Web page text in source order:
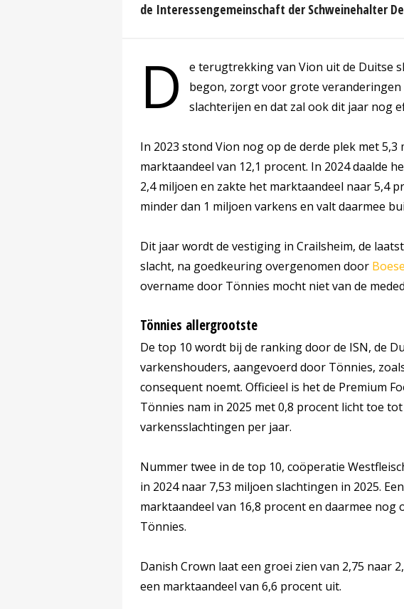
de Interessengemeinschaft der Schweinehalter
D
e terugtrekking van Vion uit de Duitse
begon, zorgt voor grote veranderingen
slachterijen en dat zal ook dit jaar nog
In 2023 stond Vion nog op de derde plek met
marktaandeel van 12,1 procent. In 2024 daalde
2,4 miljoen en zakte het marktaandeel naar 5,4
minder dan 1 miljoen varkens en valt daarmee
Dit jaar wordt de vestiging in Crailsheim, de
slacht, na goedkeuring overgenomen door
overname door Tönnies mocht niet van de
Tönnies allergrootste
De top 10 wordt bij de ranking door de ISN, de
varkenshouders, aangevoerd door Tönnies,
consequent noemt. Officieel is het de Premium
Tönnies nam in 2025 met 0,8 procent licht toe
varkensslachtingen per jaar.
Nummer twee in de top 10, coöperatie
in 2024 naar 7,53 miljoen slachtingen in 2025.
marktaandeel van 16,8 procent en daarmee
Tönnies.
Danish Crown laat een groei zien van 2,75 naar
een marktaandeel van 6,6 procent uit.